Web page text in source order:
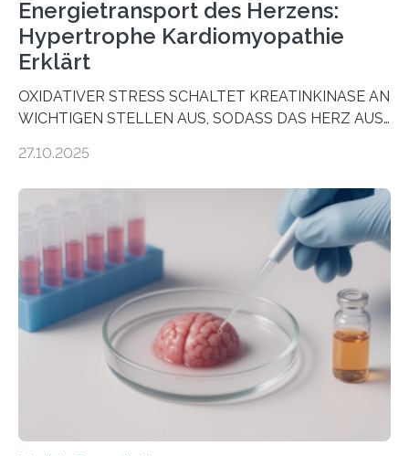
Energietransport des Herzens:
Hypertrophe Kardiomyopathie
Erklärt
OXIDATIVER STRESS SCHALTET KREATINKINASE AN
WICHTIGEN STELLEN AUS, SODASS DAS HERZ AUS
aus dem Deutschen Zentrum für Herzinsuffizienz
im Journal Circulation, warum der Energietransport bei
der Hypertrophen Kardiomyopathie (HCM) versagen
kann und wie sich durch eine Verringerung der
Herzbelastung und des oxidativen Stresses
Rhythmusstörungen reduzieren lassen. Würzburg. Die
hypertrophe Kardiomyopathie (HCM) ist die häufigste
erblich bedingte Herzerkrankung. Sie führt dazu, dass
sich die linke Herzkammer verdickt, der Herzmuskel zu
stark kontrahiert…
27.10.2025